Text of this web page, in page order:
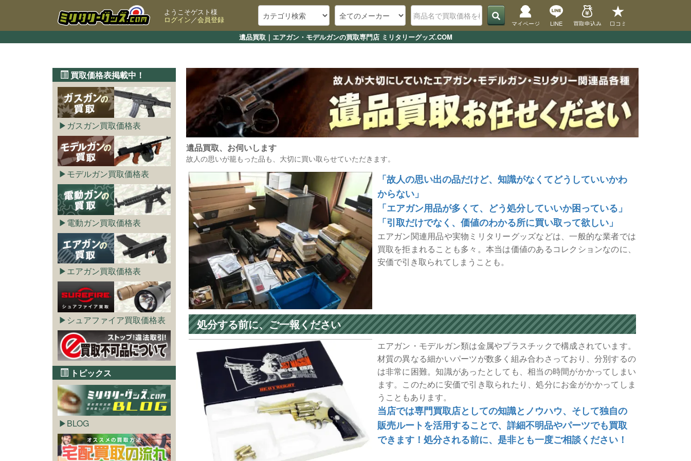
遺品買取｜エアガン・モデルガンの買取専門店 ミリタリーグッズ.COM
ようこそゲスト様
ログイン／会員登録 マイページ LINE 買取申込み 口コミ
遺品買取、お伺いします
故人の思いが籠もった品も、大切に買い取らせていただきます。
「故人の思い出の品だけど、知識がなくてどうしていいかわ
からない」
「エアガン用品が多くて、どう処分していいか困っている」
「引取だけでなく、価値のわかる所に買い取って欲しい」
エアガン関連用品や実物ミリタリーグッズなどは、一般的な業者では
買取を拒まれることも多々。本当は価値のあるコレクションなのに、
安価で引き取られてしまうことも。
処分する前に、ご一報ください
エアガン・モデルガン類は金属やプラスチックで構成されています。
材質の異なる細かいパーツが数多く組み合わさっており、分別するの
は非常に困難。知識があったとしても、相当の時間がかかってしまい
ます。このために安価で引き取られたり、処分にお金がかかってしま
うこともあります。
当店では専門買取店としての知識とノウハウ、そして独自の
販売ルートを活用することで、詳細不明品やパーツでも買取
できます！処分される前に、是非とも一度ご相談ください！
買取価格表掲載中！
ガスガン買取価格表
モデルガン買取価格表
電動ガン買取価格表
エアガン買取価格表
シュアファイア買取価格表
トピックス
BLOG